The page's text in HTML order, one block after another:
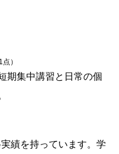
）
期集中講習と日常の個
績を持っています。学